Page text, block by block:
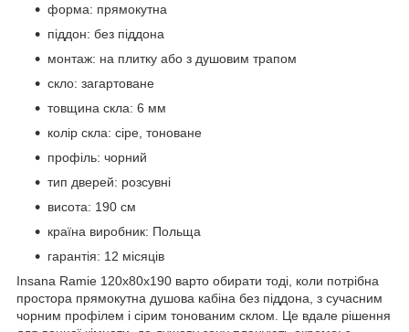
форма: прямокутна
піддон: без піддона
монтаж: на плитку або з душовим трапом
скло: загартоване
товщина скла: 6 мм
колір скла: сіре, тоноване
профіль: чорний
тип дверей: розсувні
висота: 190 см
країна виробник: Польща
гарантія: 12 місяців
Insana Ramie 120x80x190 варто обирати тоді, коли потрібна
простора прямокутна душова кабіна без піддона, з сучасним
чорним профілем і сірим тонованим склом. Це вдале рішення